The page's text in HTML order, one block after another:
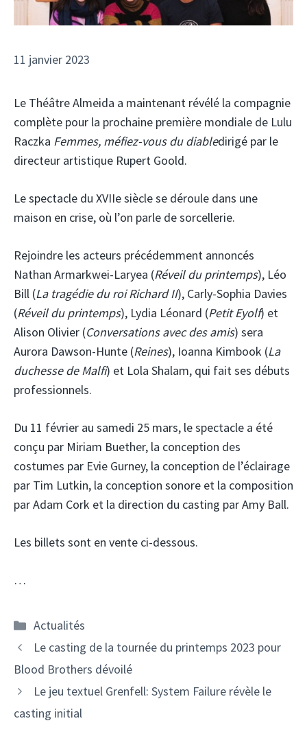
11 janvier 2023
Le Théâtre Almeida a maintenant révélé la compagnie
complète pour la prochaine première mondiale de Lulu
Raczka Femmes, méfiez-vous du diabledirigé par le
directeur artistique Rupert Goold.
Le spectacle du XVIIe siècle se déroule dans une
maison en crise, où l’on parle de sorcellerie.
Rejoindre les acteurs précédemment annoncés
Nathan Armarkwei-Laryea (Réveil du printemps), Léo
Bill (La tragédie du roi Richard II), Carly-Sophia Davies
(Réveil du printemps), Lydia Léonard (Petit Eyolf) et
Alison Olivier (Conversations avec des amis) sera
Aurora Dawson-Hunte (Reines), Ioanna Kimbook (La
duchesse de Malfi) et Lola Shalam, qui fait ses débuts
professionnels.
Du 11 février au samedi 25 mars, le spectacle a été
conçu par Miriam Buether, la conception des
costumes par Evie Gurney, la conception de l’éclairage
par Tim Lutkin, la conception sonore et la composition
par Adam Cork et la direction du casting par Amy Ball.
Les billets sont en vente ci-dessous.
…
Catégories
Actualités
Le casting de la tournée du printemps 2023 pour
Blood Brothers dévoilé
Le jeu textuel Grenfell: System Failure révèle le
casting initial